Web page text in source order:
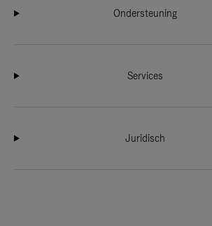
Ondersteuning
Services
Juridisch